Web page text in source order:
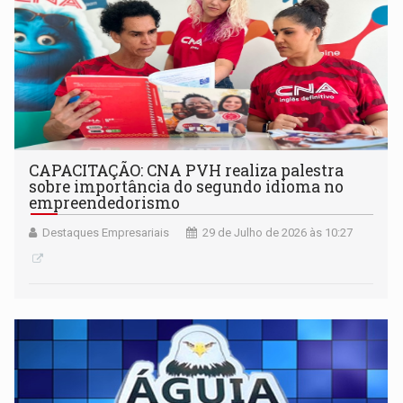
CAPACITAÇÃO: CNA PVH realiza palestra
sobre importância do segundo idioma no
empreendedorismo
Destaques Empresariais 29 de Julho de 2026 às 10:27